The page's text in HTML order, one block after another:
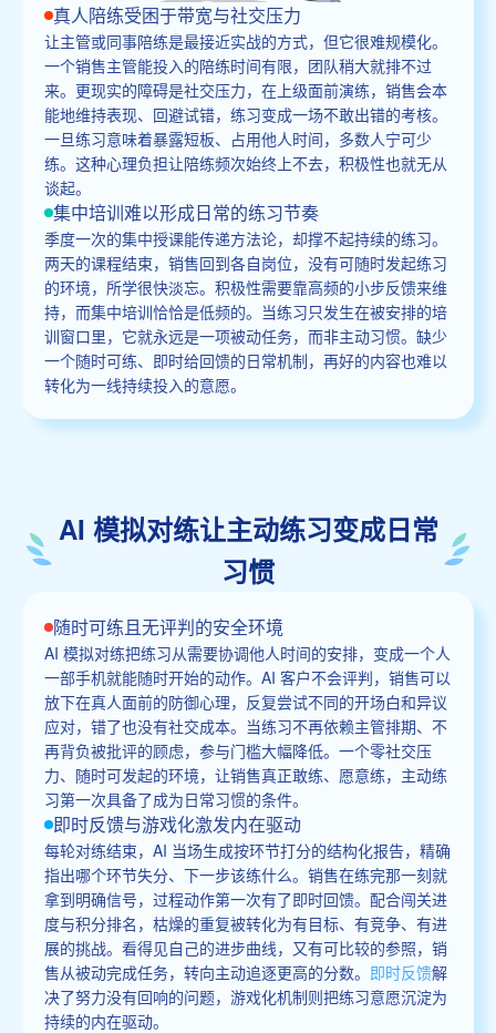
真人陪练受困于带宽与社交压力
让主管或同事陪练是最接近实战的方式，但它很难规模化。
一个销售主管能投入的陪练时间有限，团队稍大就排不过
来。更现实的障碍是社交压力，在上级面前演练，销售会本
能地维持表现、回避试错，练习变成一场不敢出错的考核。
一旦练习意味着暴露短板、占用他人时间，多数人宁可少
练。这种心理负担让陪练频次始终上不去，积极性也就无从
谈起。
集中培训难以形成日常的练习节奏
季度一次的集中授课能传递方法论，却撑不起持续的练习。
两天的课程结束，销售回到各自岗位，没有可随时发起练习
的环境，所学很快淡忘。积极性需要靠高频的小步反馈来维
持，而集中培训恰恰是低频的。当练习只发生在被安排的培
训窗口里，它就永远是一项被动任务，而非主动习惯。缺少
一个随时可练、即时给回馈的日常机制，再好的内容也难以
转化为一线持续投入的意愿。
AI 模拟对练让主动练习变成日常
习惯
随时可练且无评判的安全环境
AI 模拟对练把练习从需要协调他人时间的安排，变成一个人
一部手机就能随时开始的动作。AI 客户不会评判，销售可以
放下在真人面前的防御心理，反复尝试不同的开场白和异议
应对，错了也没有社交成本。当练习不再依赖主管排期、不
再背负被批评的顾虑，参与门槛大幅降低。一个零社交压
力、随时可发起的环境，让销售真正敢练、愿意练，主动练
习第一次具备了成为日常习惯的条件。
即时反馈与游戏化激发内在驱动
每轮对练结束，AI 当场生成按环节打分的结构化报告，精确
指出哪个环节失分、下一步该练什么。销售在练完那一刻就
拿到明确信号，过程动作第一次有了即时回馈。配合闯关进
度与积分排名，枯燥的重复被转化为有目标、有竞争、有进
展的挑战。看得见自己的进步曲线，又有可比较的参照，销
售从被动完成任务，转向主动追逐更高的分数。 即时反馈解
决了努力没有回响的问题，游戏化机制则把练习意愿沉淀为
持续的内在驱动。